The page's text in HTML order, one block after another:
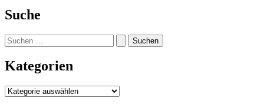
Suche
Suchen
nach:
Kategorien
Kategorien